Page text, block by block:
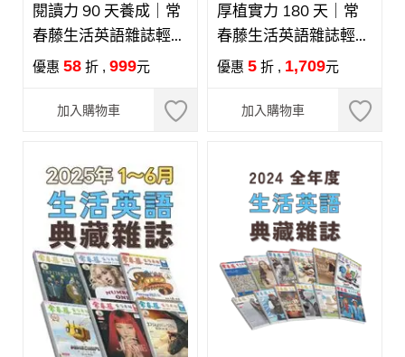
閱讀力 90 天養成｜常
春藤生活英語雜誌輕量
訂閱方案 【紙本+數
優惠 58 折 , 999元
加入購物車
厚植實力 180 天｜常
春藤生活英語雜誌輕量
訂閱方案 【紙本+數
優惠 5 折 , 1,709元
加入購物車